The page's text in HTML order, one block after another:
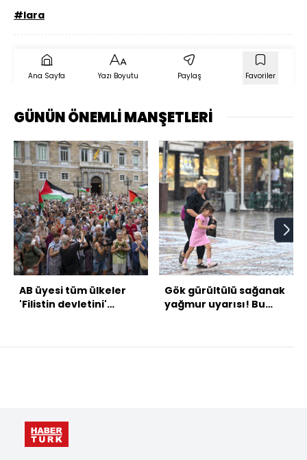
#lara
Ana Sayfa Yazı Boyutu Paylaş Favoriler
GÜNÜN ÖNEMLİ MANŞETLERİ
AB üyesi tüm ülkeler
'Filistin devletini'
Gök gürültülü sağanak
yağmur uyarısı! Bu